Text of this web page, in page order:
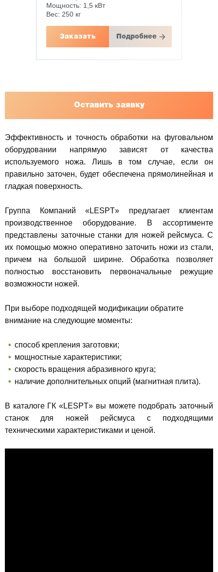
Мощность: 1,5 кВт
Вес: 250 кг
Заказать Подробнее
Оставить заявку
Эффективность и точность обработки на фуговальном
оборудовании напрямую зависят от качества
используемого ножа. Лишь в том случае, если он
правильно заточен, будет обеспечена прямолинейная и
гладкая поверхность.
Группа Компаний «LESPT» предлагает клиентам
производственное оборудование. В ассортименте
представлены заточные станки для ножей рейсмуса. С
их помощью можно оперативно заточить ножи из стали,
причем на большой ширине. Обработка позволяет
полностью восстановить первоначальные режущие
возможности ножей.
При выборе подходящей модификации обратите
внимание на следующие моменты:
способ крепления заготовки;
мощностные характеристики;
скорость вращения абразивного круга;
наличие дополнительных опций (магнитная плита).
В каталоге ГК «LESPT» вы можете подобрать заточный
станок для ножей рейсмуса с подходящими
техническими характеристиками и ценой.